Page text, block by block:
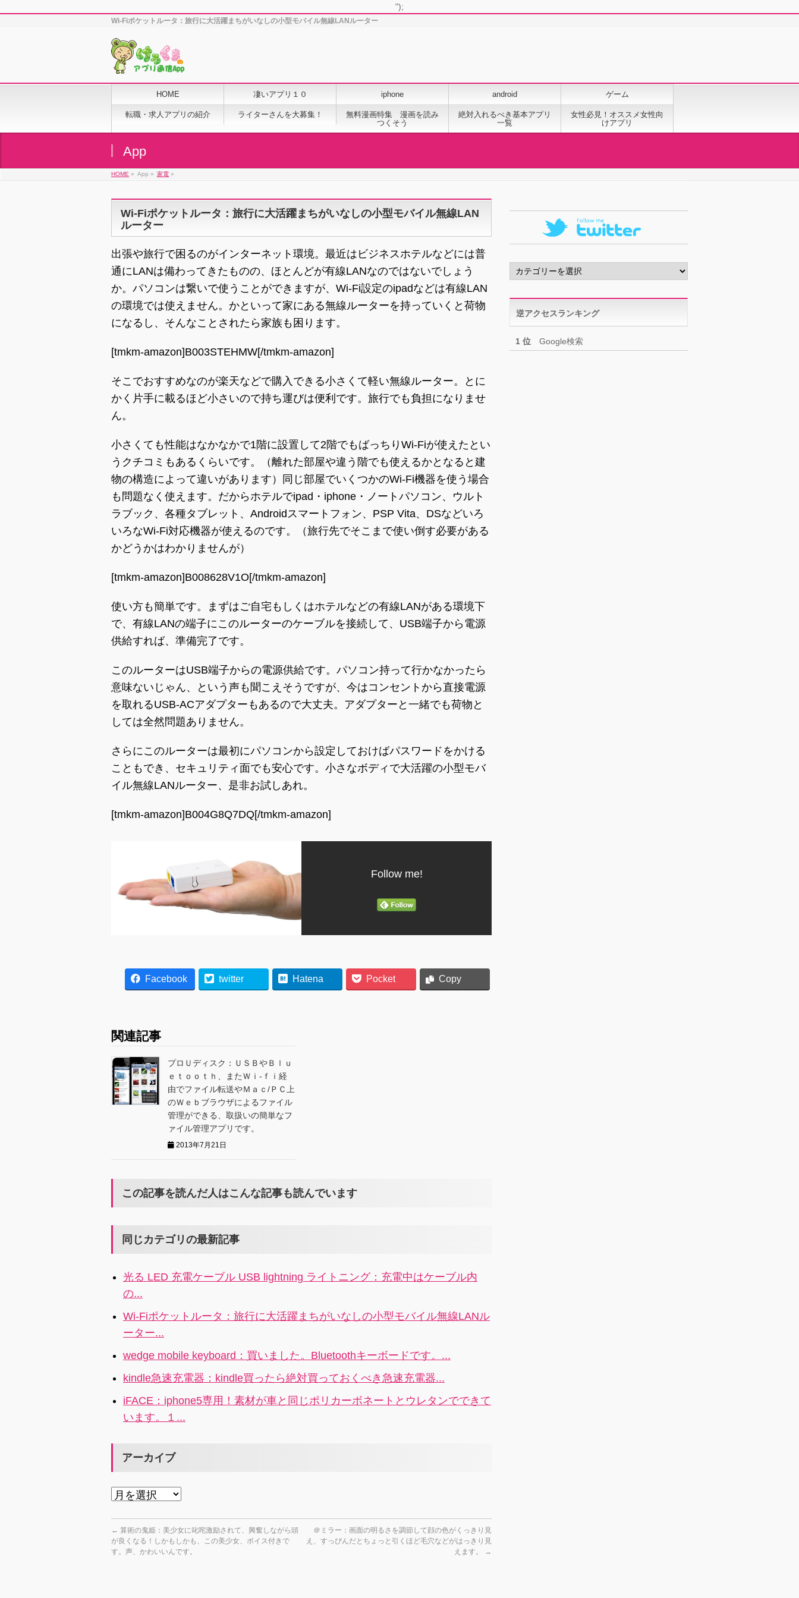
");
Wi-Fiポケットルータ：旅行に大活躍まちがいなしの小型モバイル無線LANルーター
HOME 凄いアプリ１０ iphone android ゲーム
転職・求人アプリの紹介 ライターさんを大募集！
無料漫画特集 漫画を読み
つくそう
絶対入れるべき基本アプリ
一覧
女性必見！オススメ女性向
けアプリ
App
HOME » App » 家電 »
Wi-Fiポケットルータ：旅行に大活躍まちがいなしの小型モバイル無線LAN
ルーター
出張や旅行で困るのがインターネット環境。最近はビジネスホテルなどには普
通にLANは備わってきたものの、ほとんどが有線LANなのではないでしょう
か。パソコンは繋いで使うことができますが、Wi-Fi設定のipadなどは有線LAN
の環境では使えません。かといって家にある無線ルーターを持っていくと荷物
になるし、そんなことされたら家族も困ります。
[tmkm-amazon]B003STEHMW[/tmkm-amazon]
そこでおすすめなのが楽天などで購入できる小さくて軽い無線ルーター。とに
かく片手に載るほど小さいので持ち運びは便利です。旅行でも負担になりませ
ん。
小さくても性能はなかなかで1階に設置して2階でもばっちりWi-Fiが使えたとい
うクチコミもあるくらいです。（離れた部屋や違う階でも使えるかとなると建
物の構造によって違いがあります）同じ部屋でいくつかのWi-Fi機器を使う場合
も問題なく使えます。だからホテルでipad・iphone・ノートパソコン、ウルト
ラブック、各種タブレット、Androidスマートフォン、PSP Vita、DSなどいろ
いろなWi-Fi対応機器が使えるのです。（旅行先でそこまで使い倒す必要がある
かどうかはわかりませんが）
[tmkm-amazon]B008628V1O[/tmkm-amazon]
使い方も簡単です。まずはご自宅もしくはホテルなどの有線LANがある環境下
で、有線LANの端子にこのルーターのケーブルを接続して、USB端子から電源
供給すれば、準備完了です。
このルーターはUSB端子からの電源供給です。パソコン持って行かなかったら
意味ないじゃん、という声も聞こえそうですが、今はコンセントから直接電源
を取れるUSB-ACアダプターもあるので大丈夫。アダプターと一緒でも荷物と
しては全然問題ありません。
さらにこのルーターは最初にパソコンから設定しておけばパスワードをかける
こともでき、セキュリティ面でも安心です。小さなボディで大活躍の小型モバ
イル無線LANルーター、是非お試しあれ。
[tmkm-amazon]B004G8Q7DQ[/tmkm-amazon]
Follow me!
Facebook twitter Hatena Pocket Copy
関連記事
プロＵディスク：ＵＳＢやＢｌｕ
ｅｔｏｏｔｈ、またＷｉ-ｆｉ経
由でファイル転送やＭａｃ/ＰＣ上
のＷｅｂブラウザによるファイル
管理ができる、取扱いの簡単なフ
ァイル管理アプリです。
2013年7月21日
この記事を読んだ人はこんな記事も読んでいます
同じカテゴリの最新記事
光る LED 充電ケーブル USB lightning ライトニング：充電中はケーブル内
の...
Wi-Fiポケットルータ：旅行に大活躍まちがいなしの小型モバイル無線LANル
ーター...
wedge mobile keyboard：買いました。Bluetoothキーボードです。...
kindle急速充電器：kindle買ったら絶対買っておくべき急速充電器...
iFACE：iphone5専用！素材が車と同じポリカーボネートとウレタンでできて
います。１...
アーカイブ
ア
カ
イ
← 算術の鬼姫：美少女に叱咤激励されて、興奮しながら頭
が良くなる！しかもしかも、この美少女、ボイス付きで
す。声、かわいいんです。
＠ミラー：画面の明るさを調節して顔の色がくっきり見
え、すっぴんだとちょっと引くほど毛穴などがはっきり見
えます。
→
カ
テ
リ
ー逆アクセスランキング
1 位 Google検索